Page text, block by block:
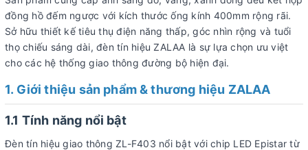
đồng hồ đếm ngược với kích thước ống kính 400mm rộng rãi.
Sở hữu thiết kế tiêu thụ điện năng thấp, góc nhìn rộng và tuổi
thọ chiếu sáng dài, đèn tín hiệu ZALAA là sự lựa chọn ưu việt
cho các hệ thống giao thông đường bộ hiện đại.
1. Giới thiệu sản phẩm & thương hiệu ZALAA
1.1 Tính năng nổi bật
Đèn tín hiệu giao thông ZL-F403 nổi bật với chip LED Epistar từ